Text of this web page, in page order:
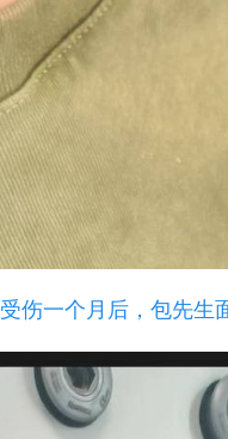
受伤一个月后，包先生